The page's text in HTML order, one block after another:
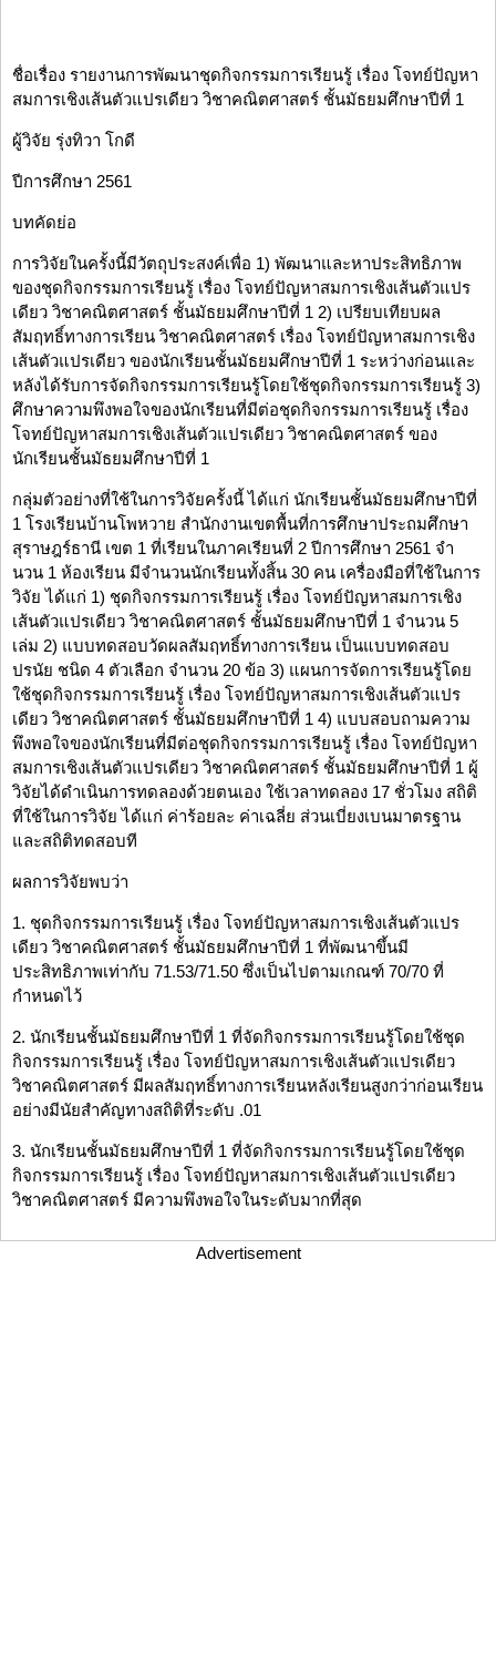
ชื่อเรื่อง รายงานการพัฒนาชุดกิจกรรมการเรียนรู้ เรื่อง โจทย์ปัญหา
สมการเชิงเส้นตัวแปรเดียว วิชาคณิตศาสตร์ ชั้นมัธยมศึกษาปีที่ 1
ผู้วิจัย รุ่งทิวา โกดี
ปีการศึกษา 2561
บทคัดย่อ
การวิจัยในครั้งนี้มีวัตถุประสงค์เพื่อ 1) พัฒนาและหาประสิทธิภาพ
ของชุดกิจกรรมการเรียนรู้ เรื่อง โจทย์ปัญหาสมการเชิงเส้นตัวแปร
เดียว วิชาคณิตศาสตร์ ชั้นมัธยมศึกษาปีที่ 1 2) เปรียบเทียบผล
สัมฤทธิ์ทางการเรียน วิชาคณิตศาสตร์ เรื่อง โจทย์ปัญหาสมการเชิง
เส้นตัวแปรเดียว ของนักเรียนชั้นมัธยมศึกษาปีที่ 1 ระหว่างก่อนและ
หลังได้รับการจัดกิจกรรมการเรียนรู้โดยใช้ชุดกิจกรรมการเรียนรู้ 3)
ศึกษาความพึงพอใจของนักเรียนที่มีต่อชุดกิจกรรมการเรียนรู้ เรื่อง
โจทย์ปัญหาสมการเชิงเส้นตัวแปรเดียว วิชาคณิตศาสตร์ ของ
นักเรียนชั้นมัธยมศึกษาปีที่ 1
กลุ่มตัวอย่างที่ใช้ในการวิจัยครั้งนี้ ได้แก่ นักเรียนชั้นมัธยมศึกษาปีที่
1 โรงเรียนบ้านโพหวาย สํานักงานเขตพื้นที่การศึกษาประถมศึกษา
สุราษฎร์ธานี เขต 1 ที่เรียนในภาคเรียนที่ 2 ปีการศึกษา 2561 จํา
นวน 1 ห้องเรียน มีจํานวนนักเรียนทั้งสิ้น 30 คน เครื่องมือที่ใช้ในการ
วิจัย ได้แก่ 1) ชุดกิจกรรมการเรียนรู้ เรื่อง โจทย์ปัญหาสมการเชิง
เส้นตัวแปรเดียว วิชาคณิตศาสตร์ ชั้นมัธยมศึกษาปีที่ 1 จำนวน 5
เล่ม 2) แบบทดสอบวัดผลสัมฤทธิ์ทางการเรียน เป็นแบบทดสอบ
ปรนัย ชนิด 4 ตัวเลือก จำนวน 20 ข้อ 3) แผนการจัดการเรียนรู้โดย
ใช้ชุดกิจกรรมการเรียนรู้ เรื่อง โจทย์ปัญหาสมการเชิงเส้นตัวแปร
เดียว วิชาคณิตศาสตร์ ชั้นมัธยมศึกษาปีที่ 1 4) แบบสอบถามความ
พึงพอใจของนักเรียนที่มีต่อชุดกิจกรรมการเรียนรู้ เรื่อง โจทย์ปัญหา
สมการเชิงเส้นตัวแปรเดียว วิชาคณิตศาสตร์ ชั้นมัธยมศึกษาปีที่ 1 ผู้
วิจัยได้ดำเนินการทดลองด้วยตนเอง ใช้เวลาทดลอง 17 ชั่วโมง สถิติ
ที่ใช้ในการวิจัย ได้แก่ ค่าร้อยละ ค่าเฉลี่ย ส่วนเบี่ยงเบนมาตรฐาน
และสถิติทดสอบที
ผลการวิจัยพบว่า
1. ชุดกิจกรรมการเรียนรู้ เรื่อง โจทย์ปัญหาสมการเชิงเส้นตัวแปร
เดียว วิชาคณิตศาสตร์ ชั้นมัธยมศึกษาปีที่ 1 ที่พัฒนาขึ้นมี
ประสิทธิภาพเท่ากับ 71.53/71.50 ซึ่งเป็นไปตามเกณฑ์ 70/70 ที่
กำหนดไว้
2. นักเรียนชั้นมัธยมศึกษาปีที่ 1 ที่จัดกิจกรรมการเรียนรู้โดยใช้ชุด
กิจกรรมการเรียนรู้ เรื่อง โจทย์ปัญหาสมการเชิงเส้นตัวแปรเดียว
วิชาคณิตศาสตร์ มีผลสัมฤทธิ์ทางการเรียนหลังเรียนสูงกว่าก่อนเรียน
อย่างมีนัยสำคัญทางสถิติที่ระดับ .01
3. นักเรียนชั้นมัธยมศึกษาปีที่ 1 ที่จัดกิจกรรมการเรียนรู้โดยใช้ชุด
กิจกรรมการเรียนรู้ เรื่อง โจทย์ปัญหาสมการเชิงเส้นตัวแปรเดียว
วิชาคณิตศาสตร์ มีความพึงพอใจในระดับมากที่สุด
Advertisement